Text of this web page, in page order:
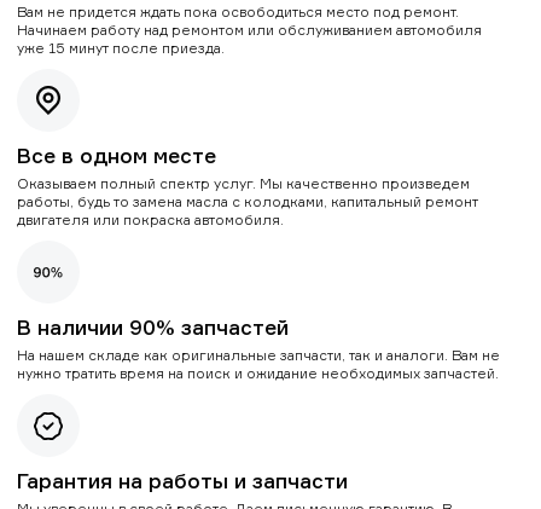
Вам не придется ждать пока освободиться место под ремонт.
Начинаем работу над ремонтом или обслуживанием автомобиля
уже 15 минут после приезда.
Все в одном месте
Оказываем полный спектр услуг. Мы качественно произведем
работы, будь то замена масла с колодками, капитальный ремонт
двигателя или покраска автомобиля.
В наличии 90% запчастей
На нашем складе как оригинальные запчасти, так и аналоги. Вам не
нужно тратить время на поиск и ожидание необходимых запчастей.
Гарантия на работы и запчасти